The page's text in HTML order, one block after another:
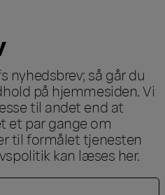
nyhedsbrev; så går du
på hjemmesiden. Vi
til andet end at
et par gange om
til formålet tjenesten
kan læses her.